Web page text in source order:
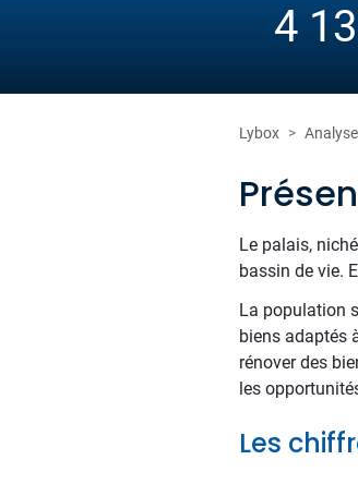
4
Lybox
Le palais,
bassin de vie.
La population
biens adaptés
rénover des
les
Les